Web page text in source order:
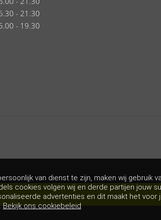
- 21.30
- 19.30
van dienst te zijn, maken wij gebruik
cookies volgen wij en derde partijen jouw
advertenties en dit maakt het voor
Bekijk ons cookiebeleid